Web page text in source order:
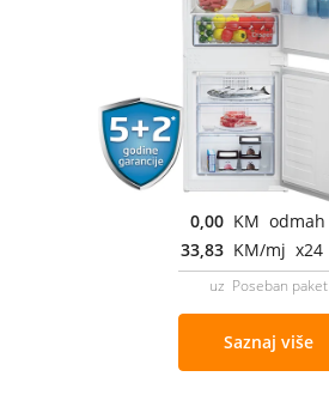
0,00 KM odmah
33,83 KM/mj x24
uz Poseban paket
Saznaj više